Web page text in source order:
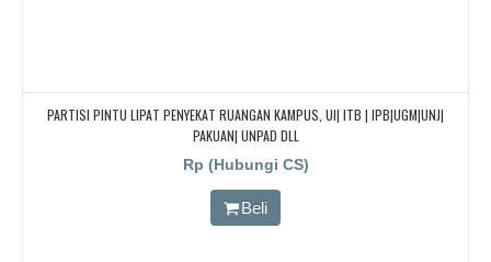
PARTISI PINTU LIPAT PENYEKAT RUANGAN KAMPUS, UI| ITB | IPB|UGM|UNJ|
PAKUAN| UNPAD DLL
Rp (Hubungi CS)
Beli